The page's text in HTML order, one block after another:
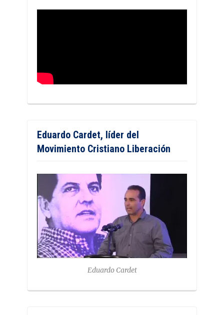
Eduardo Cardet, líder del
Movimiento Cristiano Liberación
Eduardo Cardet